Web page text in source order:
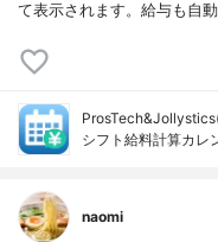
て表示されます。給与も自
シフト給料計算カレ
naomi